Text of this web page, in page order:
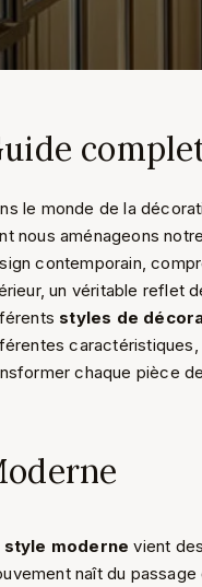
le monde de la
nous aménageons
contemporain,
un véritable reflet
styles de
chaque pièce
style moderne vient
naît du